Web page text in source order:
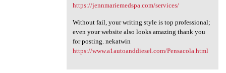
https://jennmariemedspa.com/services/
Without fail, your writing style is top professional;
even your website also looks amazing thank you
for posting. nekatwin
https://www.a1autoanddiesel.com/Pensacola.html